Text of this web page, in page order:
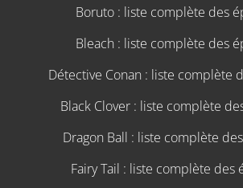
Boruto : liste complète des
Bleach : liste complète des
Détective Conan : liste complète
Black Clover : liste complète
Dragon Ball : liste complète
Fairy Tail : liste complète des